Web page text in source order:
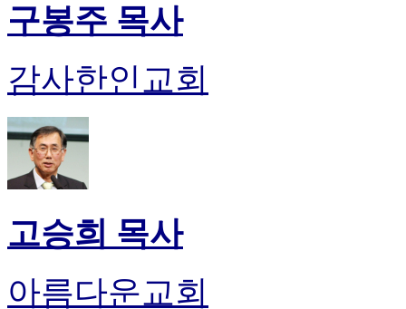
구봉주 목사
감사한인교회
고승희 목사
아름다운교회